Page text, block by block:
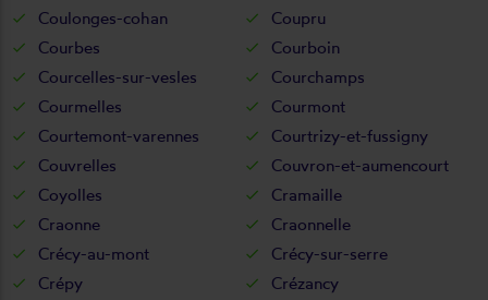
Coulonges-cohan
Coupru
Courbes
Courboin
Courcelles-sur-vesles
Courchamps
Courmelles
Courmont
Courtemont-varennes
Courtrizy-et-fussigny
Couvrelles
Couvron-et-aumencourt
Coyolles
Cramaille
Craonne
Craonnelle
Crécy-au-mont
Crécy-sur-serre
Crépy
Crézancy